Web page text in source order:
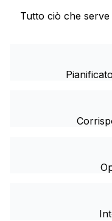
Tutto ciò che